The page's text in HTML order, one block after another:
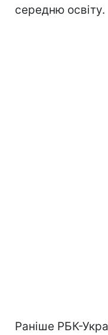
середню освіту.
Раніше РБК-